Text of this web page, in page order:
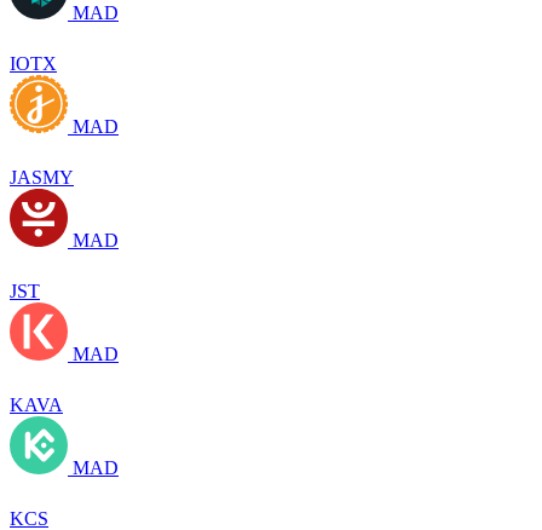
MAD
IOTX
MAD
JASMY
MAD
JST
MAD
KAVA
MAD
KCS